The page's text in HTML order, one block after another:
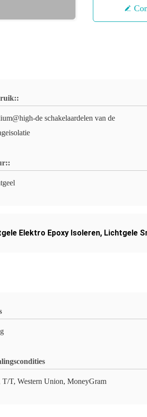
de schakelaardelen van de
Elektro Epoxy Isoleren, Lichtgele
T, Western Union, MoneyGram